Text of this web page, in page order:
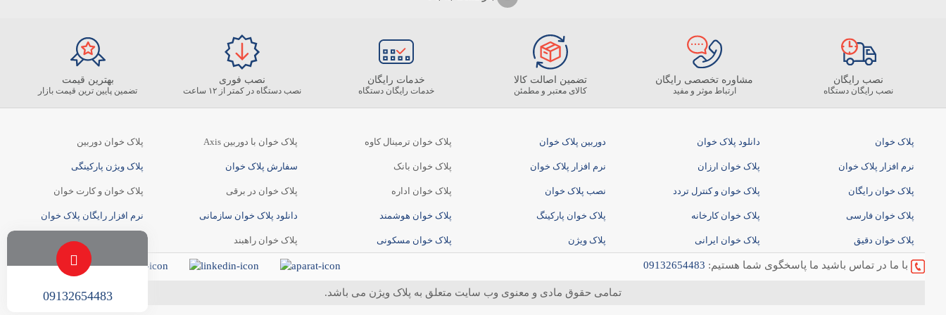
نصب رایگان
نصب رایگان دستگاه
مشاوره تخصصی رایگان
ارتباط موثر و مفید
تضمین اصالت کالا
کالای معتبر و مطمئن
خدمات رایگان
خدمات رایگان دستگاه
نصب فوری
نصب دستگاه در کمتر از ۱۲ ساعت
بهترین قیمت
تضمین پایین ترین قیمت بازار
پلاک خوان
نرم افزار پلاک خوان
پلاک خوان رایگان
پلاک خوان فارسی
پلاک خوان دقیق
دانلود پلاک خوان
پلاک خوان ارزان
پلاک خوان و کنترل تردد
پلاک خوان کارخانه
پلاک خوان ایرانی
دوربین پلاک خوان
نرم افزار پلاک خوان
نصب پلاک خوان
پلاک خوان پارکینگ
پلاک ویژن
پلاک خوان ترمینال کاوه
پلاک خوان بانک
پلاک خوان اداره
پلاک خوان هوشمند
پلاک خوان مسکونی
پلاک خوان با دوربین Axis
سفارش پلاک خوان
پلاک خوان در برقی
دانلود پلاک خوان سازمانی
پلاک خوان راهبند
پلاک خوان دوربین
پلاک ویژن پارکینگی
پلاک خوان و کارت خوان
نرم افزار رایگان پلاک خوان
سامانه پلاک خوان
با ما در تماس باشید ما پاسخگوی شما هستیم: 09132654483
تمامی حقوق مادی و معنوی وب سایت متعلق به پلاک ویژن می باشد. 09132654483